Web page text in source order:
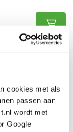
cookies met als
passen aan
wordt met
Google
links- en